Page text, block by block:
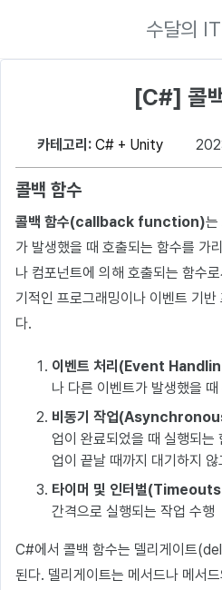
수달의
[C#] 콜
카테고리: C# + Unity
콜백 함수
콜백 함수(callback function)는
가 발생했을 때 호출되는 함수를 가
나 컴포넌트에 의해 호출되는 함수
기적인 프로그래밍이나 이벤트 기
다.
이벤트 처리(Event
나 다른 이벤트가 발생했을
비동기 작업
업이 완료되었을 때 실행되는
업이 끝날 때까지 대기하지
타이머 및 인터벌
간격으로 실행되는 작업 수행
C#에서 콜백 함수는 델리게이트
된다. 델리게이트는 메서드나 메서